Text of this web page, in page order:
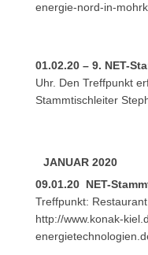
energie-nord-in-
01.02.20 – 9. NET-
Uhr. Den Treffpunkt
Stammtischleiter
JANUAR 2020
09.01.20 NET-
Treffpunkt:
http://www.konak-